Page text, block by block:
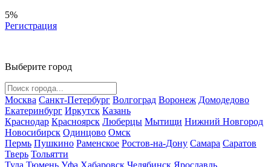
5%
Регистрация
Выберите город
Москва Санкт-Петербург Волгоград Воронеж Домодедово
Екатеринбург Иркутск Казань
Краснодар Красноярск Люберцы Мытищи Нижний Новгород
Новосибирск Одинцово Омск
Пермь Пушкино Раменское Ростов-на-Дону Самара Саратов
Тверь Тольятти
Тула Тюмень Уфа Хабаровск Челябинск Ярославль